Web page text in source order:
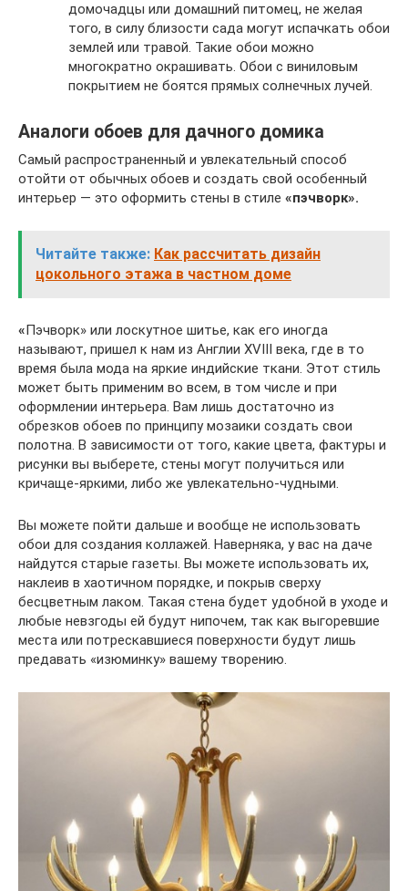
домочадцы или домашний питомец, не желая
того, в силу близости сада могут испачкать обои
землей или травой. Такие обои можно
многократно окрашивать. Обои с виниловым
покрытием не боятся прямых солнечных лучей.
Аналоги обоев для дачного домика
Самый распространенный и увлекательный способ
отойти от обычных обоев и создать свой особенный
интерьер — это оформить стены в стиле «пэчворк».
Читайте также: Как рассчитать дизайн
цокольного этажа в частном доме
«Пэчворк» или лоскутное шитье, как его иногда
называют, пришел к нам из Англии XVIII века, где в то
время была мода на яркие индийские ткани. Этот стиль
может быть применим во всем, в том числе и при
оформлении интерьера. Вам лишь достаточно из
обрезков обоев по принципу мозаики создать свои
полотна. В зависимости от того, какие цвета, фактуры и
рисунки вы выберете, стены могут получиться или
кричаще-яркими, либо же увлекательно-чудными.
Вы можете пойти дальше и вообще не использовать
обои для создания коллажей. Наверняка, у вас на даче
найдутся старые газеты. Вы можете использовать их,
наклеив в хаотичном порядке, и покрыв сверху
бесцветным лаком. Такая стена будет удобной в уходе и
любые невзгоды ей будут нипочем, так как выгоревшие
места или потрескавшиеся поверхности будут лишь
предавать «изюминку» вашему творению.